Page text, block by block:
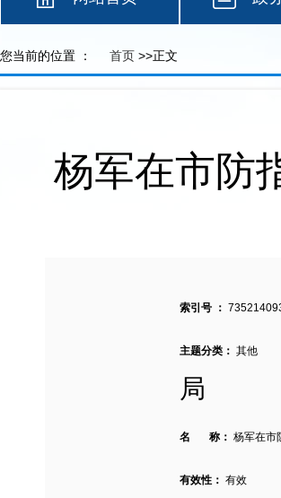
您当前的位置 ： 首页 >>正文
杨军在市防
索引号 ：
主题分类： 其他
局
名 称： 杨军在市
有效性： 有效